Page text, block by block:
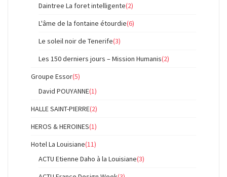
Daintree La foret intelligente(2)
L'âme de la fontaine étourdie(6)
Le soleil noir de Tenerife(3)
Les 150 derniers jours – Mission Humanis(2)
Groupe Essor(5)
David POUYANNE(1)
HALLE SAINT-PIERRE(2)
HEROS & HEROINES(1)
Hotel La Louisiane(11)
ACTU Etienne Daho à la Louisiane(3)